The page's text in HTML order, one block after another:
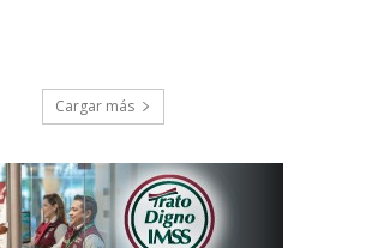
Cargar más